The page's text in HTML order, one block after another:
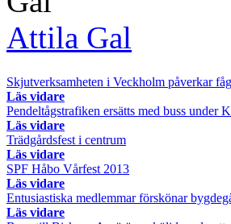
Attila Gal
Skjutverksamheten i Veckholm påverkar
Läs vidare
Pendeltågstrafiken ersätts med buss under
Läs vidare
Trädgårdsfest i centrum
Läs vidare
SPF Håbo Vårfest 2013
Läs vidare
Entusiastiska medlemmar förskönar
Läs vidare